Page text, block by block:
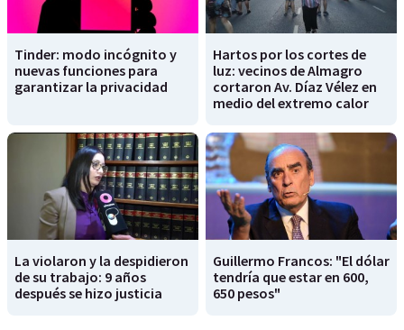
Tinder: modo incógnito y
nuevas funciones para
garantizar la privacidad
Hartos por los cortes de
luz: vecinos de Almagro
cortaron Av. Díaz Vélez en
medio del extremo calor
La violaron y la despidieron
de su trabajo: 9 años
después se hizo justicia
Guillermo Francos: "El dólar
tendría que estar en 600,
650 pesos"